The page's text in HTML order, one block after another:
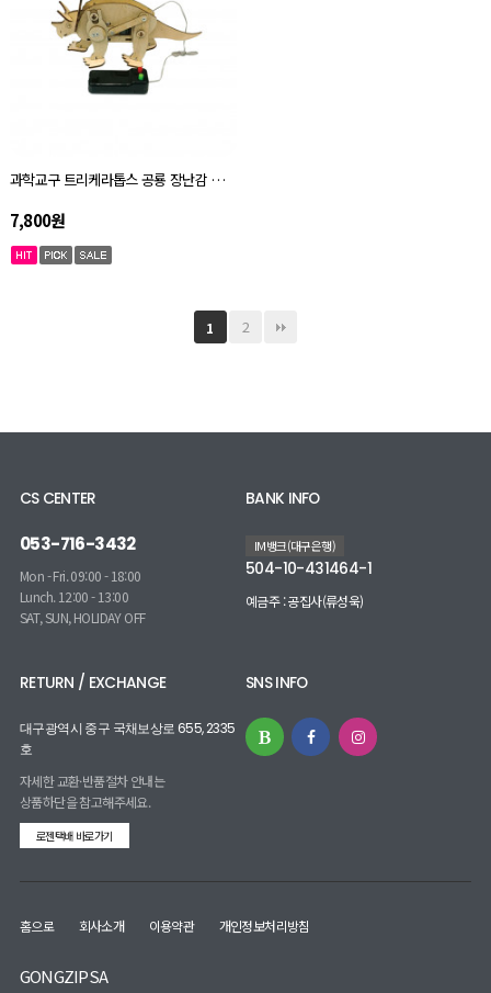
과학교구 트리케라톱스 공룡 장난감 오토마타 키트 자체설명서
7,800원
1 2
CS CENTER
053-716-3432
Mon - Fri. 09:00 - 18:00
Lunch. 12:00 - 13:00
SAT, SUN, HOLIDAY OFF
BANK INFO
IM뱅크(대구은행)
504-10-431464-1
예금주 : 공집사(류성욱)
RETURN / EXCHANGE
대구광역시 중구 국채보상로 655, 2335
호
자세한 교환·반품절차 안내는
상품하단을 참고해주세요.
로젠택배 바로가기
SNS INFO
홈으로 회사소개 이용약관 개인정보처리방침
GONGZIPSA